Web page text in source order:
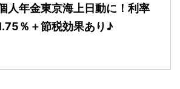
人年金東京海上日動に！利率
％＋節税効果あり♪